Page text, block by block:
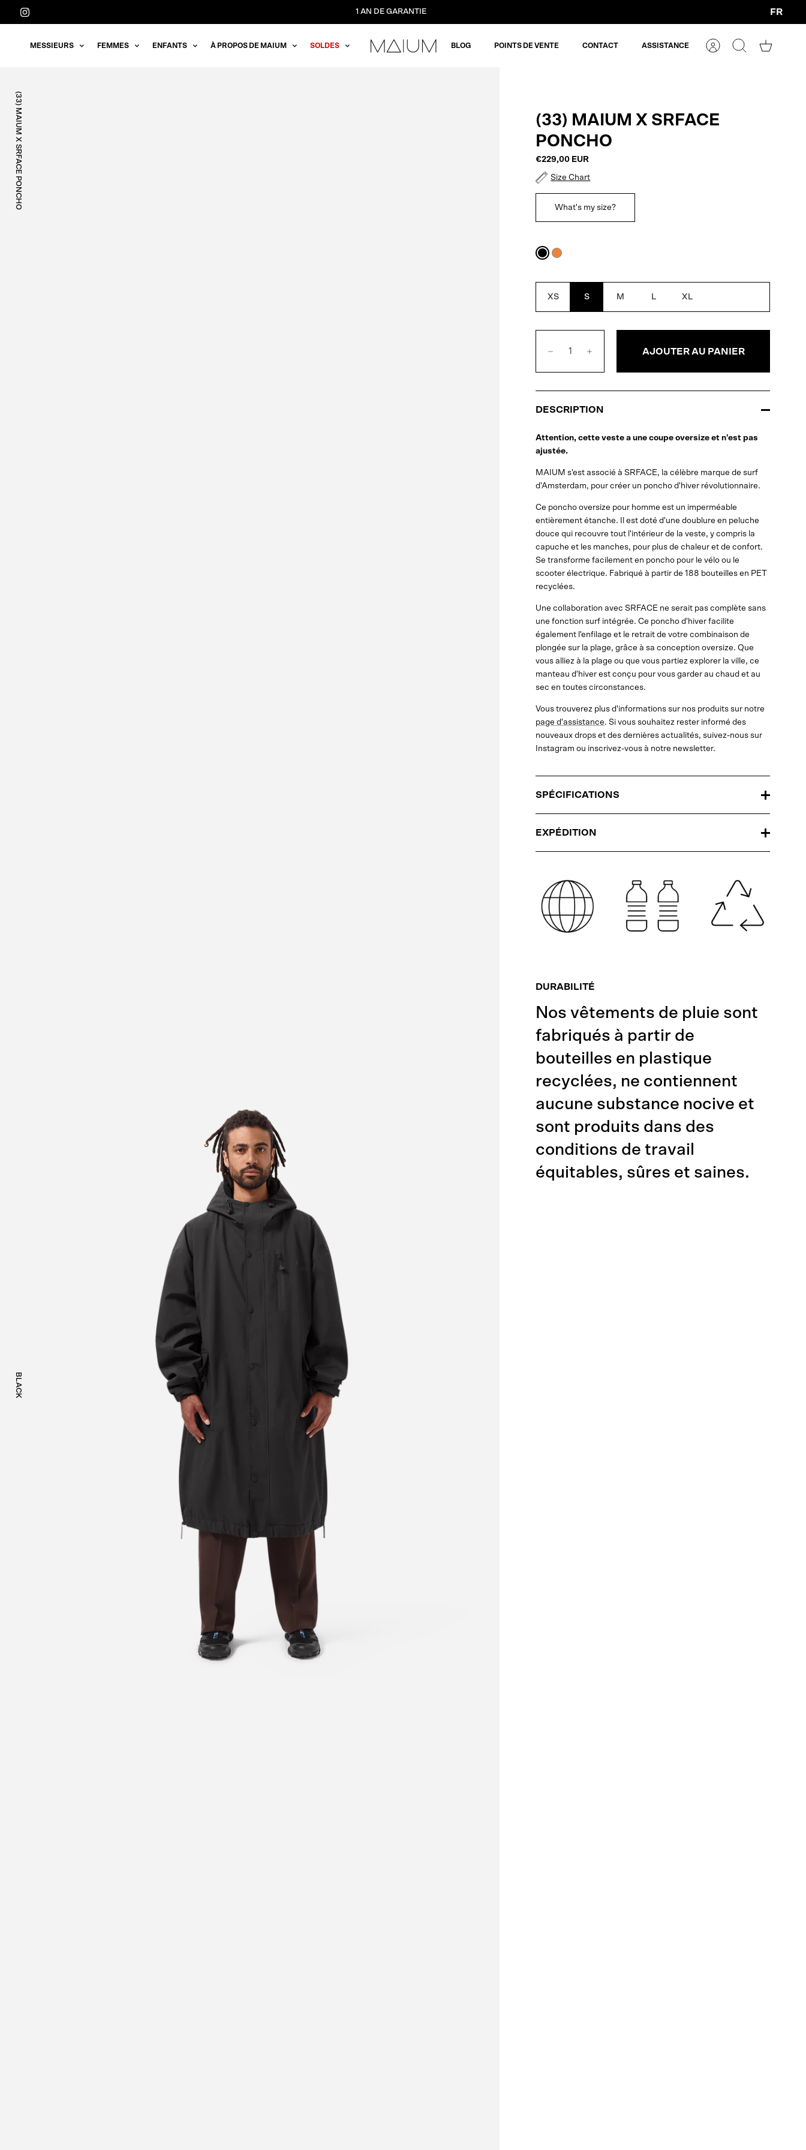
1 AN DE GARANTIE
Devise
FR
MESSIEURS FEMMES ENFANTS À PROPOS DE MAIUM SOLDES BLOG POINTS DE VENTE CONTACT ASSISTANCE
CompteRechercher
Panier
(33) MAIUM X SRFACE PONCHO
BLACK
(33) MAIUM X SRFACE
PONCHO
€229,00 EUR
Size Chart
What's my size?
Noir Coucher
orange
XS S M L XL
AJOUTER AU PANIER
DESCRIPTION
Attention, cette veste a une coupe oversize et n'est pas
ajustée.
MAIUM s'est associé à SRFACE, la célèbre marque de surf
d'Amsterdam, pour créer un poncho d'hiver révolutionnaire.
Ce poncho oversize pour homme est un imperméable
entièrement étanche. Il est doté d'une doublure en peluche
douce qui recouvre tout l'intérieur de la veste, y compris la
capuche et les manches, pour plus de chaleur et de confort.
Se transforme facilement en poncho pour le vélo ou le
scooter électrique. Fabriqué à partir de 188 bouteilles en PET
recyclées.
Une collaboration avec SRFACE ne serait pas complète sans
une fonction surf intégrée. Ce poncho d'hiver facilite
également l'enfilage et le retrait de votre combinaison de
plongée sur la plage, grâce à sa conception oversize. Que
vous alliez à la plage ou que vous partiez explorer la ville, ce
manteau d'hiver est conçu pour vous garder au chaud et au
sec en toutes circonstances.
Vous trouverez plus d'informations sur nos produits sur notre
page d'assistance. Si vous souhaitez rester informé des
nouveaux drops et des dernières actualités, suivez-nous sur
Instagram ou inscrivez-vous à notre newsletter.
SPÉCIFICATIONS
EXPÉDITION
DURABILITÉ
Nos vêtements de pluie sont
fabriqués à partir de
bouteilles en plastique
recyclées, ne contiennent
aucune substance nocive et
sont produits dans des
conditions de travail
équitables, sûres et saines.